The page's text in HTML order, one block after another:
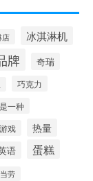
店 冰淇淋机
牌 奇瑞
巧克力
是一种
游戏 热量
语 蛋糕
劳